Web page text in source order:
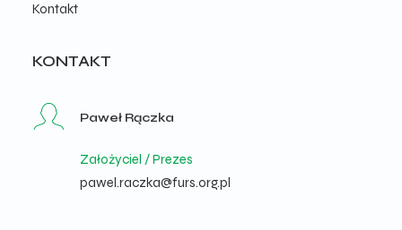
Kontakt
KONTAKT
Paweł Rączka
Założyciel / Prezes
pawel.raczka@furs.org.pl